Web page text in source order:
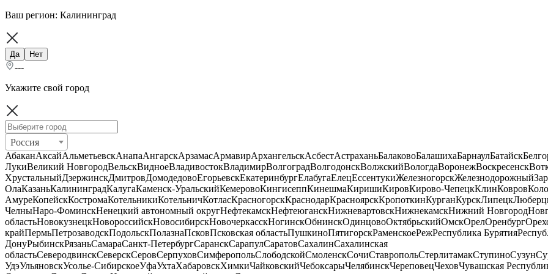
Ваш регион: Калининград
Да Нет
---
Укажите свой город
Россия
АбаканАксайАльметьевскАнапаАнгарскАрзамасАрмавирАрхангельскАсбестАстраханьБалаковоБалашихаБарнаулБатайск
ЛукиВеликий НовгородВельскВидноеВладивостокВладимирВолгоградВолгодонскВолжскийВологдаВоронежВоскресенск
ХрустальныйДзержинскДмитровДомодедовоЕгорьевскЕкатеринбургЕлабугаЕлецЕссентукиЖелезногорскЖелезнодорожный
ОлаКазаньКалининградКалугаКаменск-УральскийКемеровоКингисеппКинешмаКиришиКировКирово-ЧепецкКлинКовров
АмуреКопейскКостромаКотельникиКотельничКотласКрасногорскКраснодарКрасноярскКропоткинКурганКурскЛипецк
ЧелныНаро-ФоминскНенецкий автономный округНефтекамскНефтеюганскНижневартовскНижнекамскНижний Новгород
областьНовокузнецкНовороссийскНовосибирскНовочеркасскНогинскОбнинскОдинцовоОктябрьскийОмскОрелОренбург
крайПермьПетрозаводскПодольскПолазнаПсковПсковская областьПушкиноПятигорскРаменскоеРежРеспублика Бурятия
ДонуРыбинскРязаньСамараСанкт-ПетербургСаранскСарапулСаратовСахалинСахалинская
областьСеверодвинскСеверскСеровСерпуховСимферопольСлободскойСмоленскСочиСтавропольСтерлитамакСтупиноСузун
УдэУльяновскУсолье-СибирскоеУфаУхтаХабаровскХимкиЧайковскийЧебоксарыЧелябинскЧереповецЧеховЧувашская